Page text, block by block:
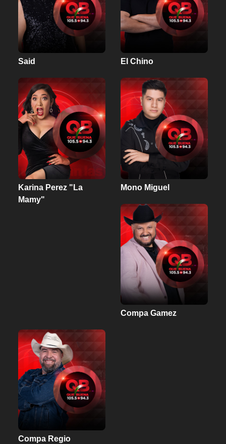
Said El Chino
Karina Perez "La
Mamy"
Mono Miguel
Compa Gamez
Compa Regio